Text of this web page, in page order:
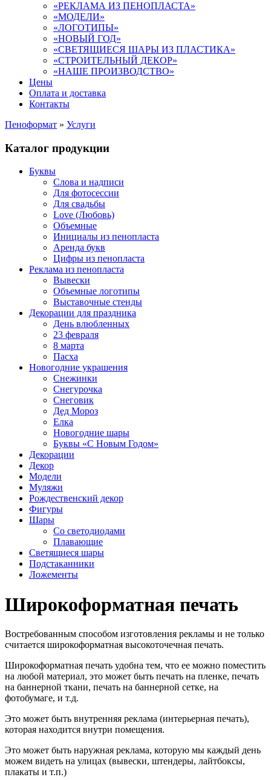
«РЕКЛАМА ИЗ ПЕНОПЛАСТА»
«МОДЕЛИ»
«ЛОГОТИПЫ»
«НОВЫЙ ГОД»
«СВЕТЯЩИЕСЯ ШАРЫ ИЗ ПЛАСТИКА»
«СТРОИТЕЛЬНЫЙ ДЕКОР»
«НАШЕ ПРОИЗВОДСТВО»
Цены
Оплата и доставка
Контакты
Пеноформат » Услуги
Каталог продукции
Буквы
Слова и надписи
Для фотосессии
Для свадьбы
Love (Любовь)
Объемные
Инициалы из пенопласта
Аренда букв
Цифры из пенопласта
Реклама из пенопласта
Вывески
Объемные логотипы
Выставочные стенды
Декорации для праздника
День влюбленных
23 февраля
8 марта
Пасха
Новогодние украшения
Снежинки
Снегурочка
Снеговик
Дед Мороз
Елка
Новогодние шары
Буквы «С Новым Годом»
Декорации
Декор
Модели
Муляжи
Рождественский декор
Фигуры
Шары
Со светодиодами
Плавающие
Светящиеся шары
Подстаканники
Ложементы
Широкоформатная печать
Востребованным способом изготовления рекламы и не только
считается широкоформатная высокоточечная печать.
Широкоформатная печать удобна тем, что ее можно поместить
на любой материал, это может быть печать на пленке, печать
на баннерной ткани, печать на баннерной сетке, на
фотобумаге, и т.д.
Это может быть внутренняя реклама (интерьерная печать),
которая находится внутри помещения.
Это может быть наружная реклама, которую мы каждый день
можем видеть на улицах (вывески, штендеры, лайтбоксы,
плакаты и т.п.)